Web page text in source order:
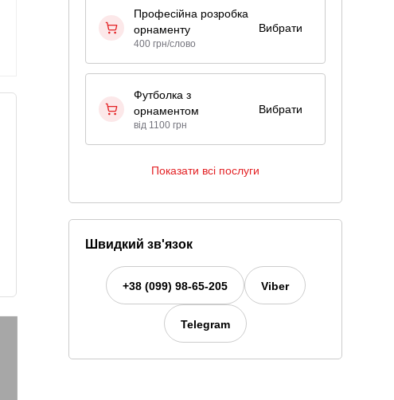
Професійна розробка
орнаменту
400 грн/слово
Вибрати
Футболка з
орнаментом
від 1100 грн
Вибрати
Показати всі послуги
Швидкий зв'язок
+38 (099) 98-65-205 Viber
Telegram